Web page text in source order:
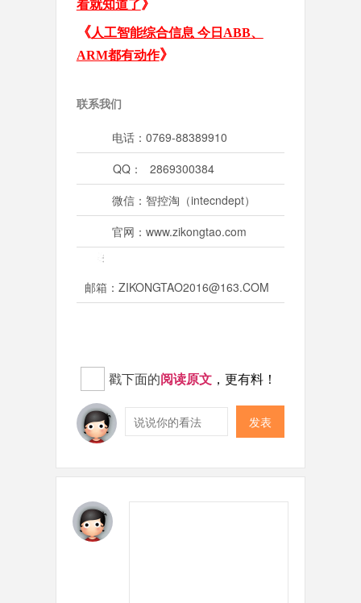
看就知道了》
《人工智能综合信息 今日ABB、
ARM都有动作》
联系我们
电话：0769-88389910
QQ：
2869300384
微信：智控淘（intecndept）
官网：www.zikongtao.com
邮箱：ZIKONGTAO2016@163.COM
戳下面的阅读原文，更有料！
发表